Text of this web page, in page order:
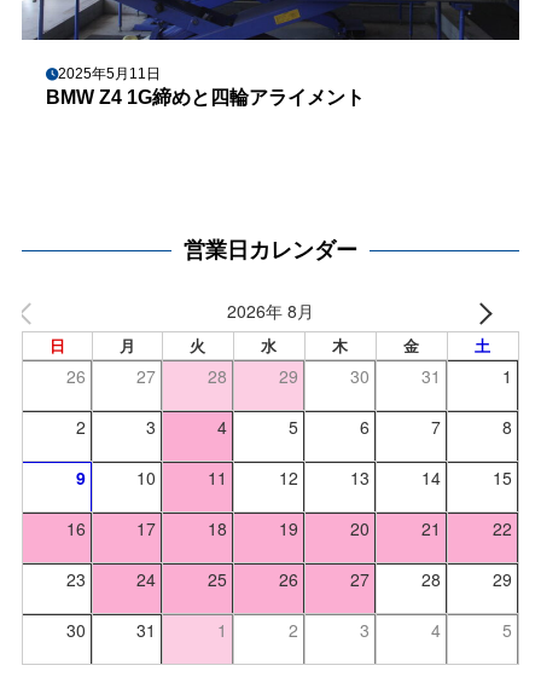
2025年5月11日
BMW Z4 1G締めと四輪アライメント
営業日カレンダー
2026年 8月
日 月 火 水 木 金 土
26 27 28 29 30 31 1
2 3 4 5 6 7 8
9 10 11 12 13 14 15
16 17 18 19 20 21 22
23 24 25 26 27 28 29
30 31 1 2 3 4 5